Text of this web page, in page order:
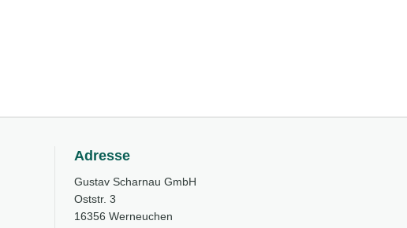
Adresse
Gustav Scharnau GmbH
Oststr. 3
16356 Werneuchen